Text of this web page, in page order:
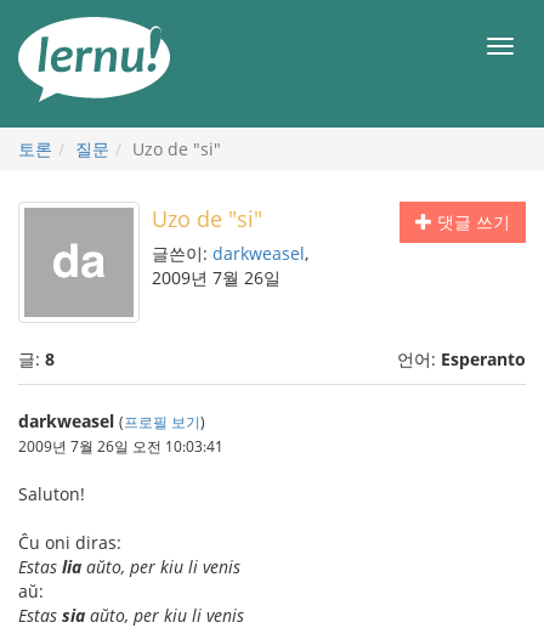
메
토론 질문 Uzo de "si"
댓글 쓰기
Uzo de "si"
글쓴이: darkweasel,
2009년 7월 26일
글: 8 언어: Esperanto
darkweasel (프로필 보기)
2009년 7월 26일 오전 10:03:41
Saluton!
Ĉu oni diras:
Estas lia aŭto, per kiu li venis
aŭ:
Estas sia aŭto, per kiu li venis